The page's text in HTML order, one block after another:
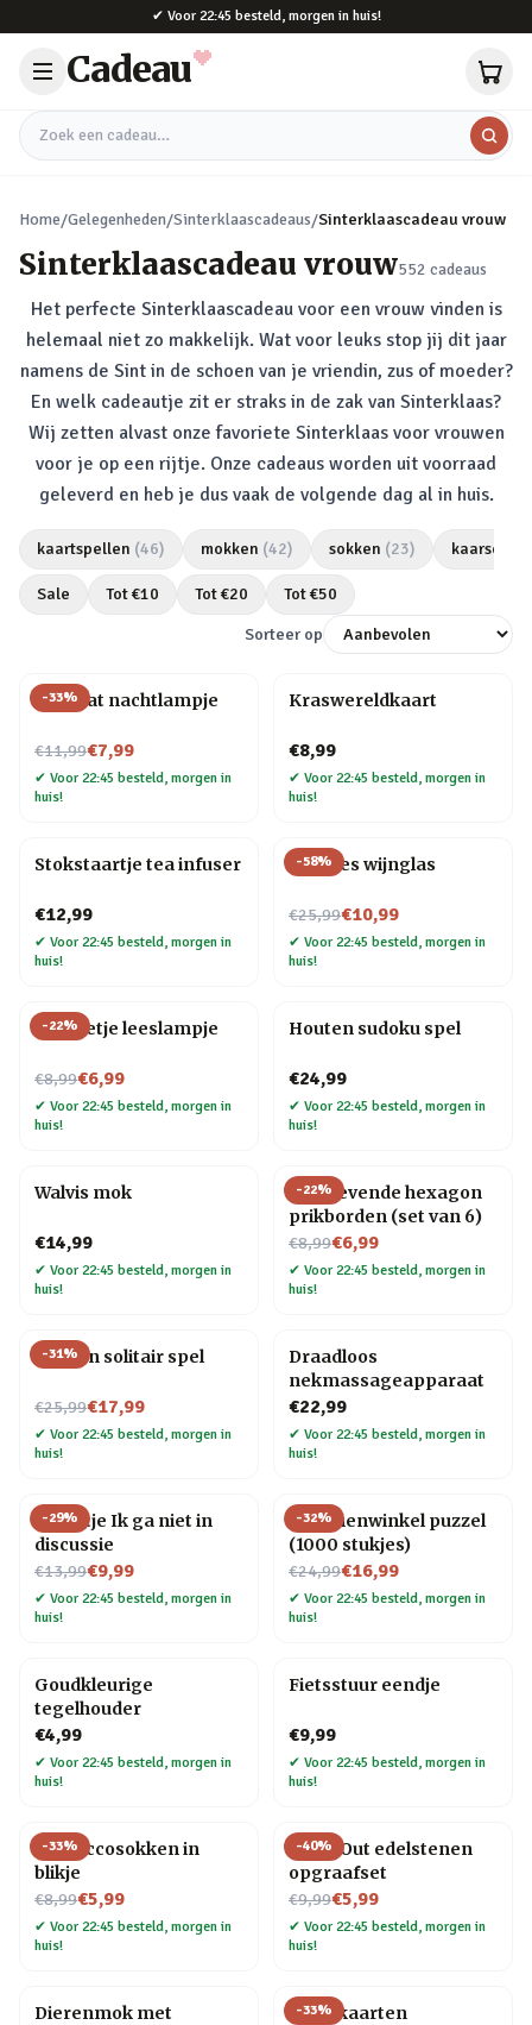
✔ Voor 22:45 besteld, morgen in huis!
Cadeau
Zoek een cadeau
Home/Gelegenheden/Sinterklaascadeaus/Sinterklaascadeau vrouw
Sinterklaascadeau vrouw552 cadeaus
Het perfecte Sinterklaascadeau voor een vrouw vinden is
helemaal niet zo makkelijk. Wat voor leuks stop jij dit jaar
namens de Sint in de schoen van je vriendin, zus of moeder?
En welk cadeautje zit er straks in de zak van Sinterklaas?
Wij zetten alvast onze favoriete Sinterklaas voor vrouwen
voor je op een rijtje. Onze cadeaus worden uit voorraad
geleverd en heb je dus vaak de volgende dag al in huis.
kaartspellen (46) mokken (42) sokken (23) kaarsen
Sale Tot €10 Tot €20 Tot €50
Sorteer op
-33%
Mini kat nachtlampje
€11,99
Nu voor€7,99
✔ Voor 22:45 besteld, morgen in
huis!
Kraswereldkaart
€8,99
✔ Voor 22:45 besteld, morgen in
huis!
Stokstaartje tea infuser
€12,99
✔ Voor 22:45 besteld, morgen in
huis!
-58%
Wijnfles wijnglas
€25,99
Nu voor€10,99
✔ Voor 22:45 besteld, morgen in
huis!
-22%
Mannetje leeslampje
€8,99
Nu voor€6,99
✔ Voor 22:45 besteld, morgen in
huis!
Houten sudoku spel
€24,99
✔ Voor 22:45 besteld, morgen in
huis!
Walvis mok
€14,99
✔ Voor 22:45 besteld, morgen in
huis!
-22%
Zelfklevende hexagon
prikborden (set van 6)
€8,99
Nu voor€6,99
✔ Voor 22:45 besteld, morgen in
huis!
-31%
Houten solitair spel
€25,99
Nu voor€17,99
✔ Voor 22:45 besteld, morgen in
huis!
Draadloos
nekmassageapparaat
€22,99
✔ Voor 22:45 besteld, morgen in
huis!
-29%
Tegeltje Ik ga niet in
discussie
€13,99
Nu voor€9,99
✔ Voor 22:45 besteld, morgen in
huis!
-32%
Bloemenwinkel puzzel
(1000 stukjes)
€24,99
Nu voor€16,99
✔ Voor 22:45 besteld, morgen in
huis!
Goudkleurige
tegelhouder
€4,99
✔ Voor 22:45 besteld, morgen in
huis!
Fietsstuur eendje
€9,99
✔ Voor 22:45 besteld, morgen in
huis!
-33%
Proseccosokken in
blikje
€8,99
Nu voor€5,99
✔ Voor 22:45 besteld, morgen in
huis!
-40%
Dig It Out edelstenen
opgraafset
€9,99
Nu voor€5,99
✔ Voor 22:45 besteld, morgen in
huis!
Dierenmok met
-33%
Tarotkaarten